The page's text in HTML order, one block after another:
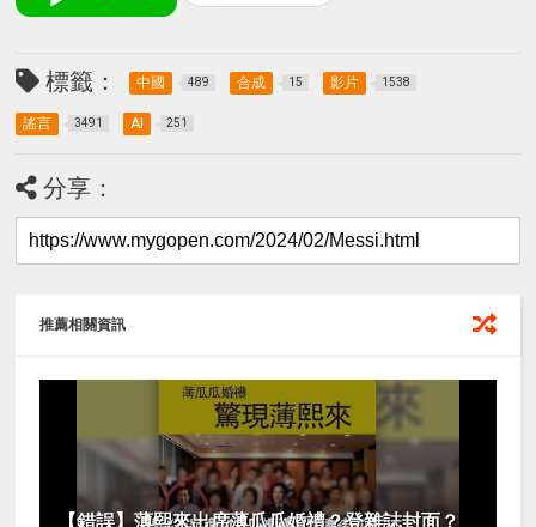
標籤： 中國 489 合成 15 影片 1538
謠言 3491 AI 251
分享：
推薦相關資訊
【錯誤】薄熙來出席薄瓜瓜婚禮？登雜誌封面？